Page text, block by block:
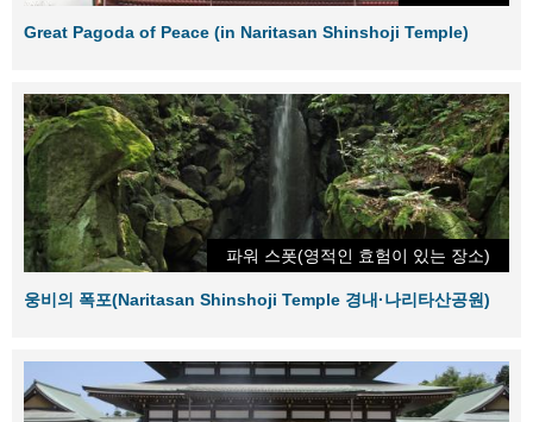
Great Pagoda of Peace (in Naritasan Shinshoji Temple)
파워 스폿(영적인 효험이 있는 장소)
웅비의 폭포(Naritasan Shinshoji Temple 경내·나리타산공원)